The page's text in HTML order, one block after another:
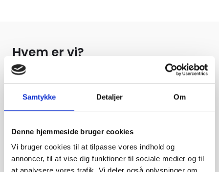
Samtykke Detaljer Om
Denne hjemmeside bruger cookies
Vi bruger cookies til at tilpasse vores indhold og
annoncer, til at vise dig funktioner til sociale medier og til
Hvem er vi?
rammerne for moderne og
dynamiske erhvervsvirksomheder og
kunden, alle steps i processen
professionelt og ”in house”. Mere end
40 større renoveringer og nybyggerier
er således gennemført af os siden